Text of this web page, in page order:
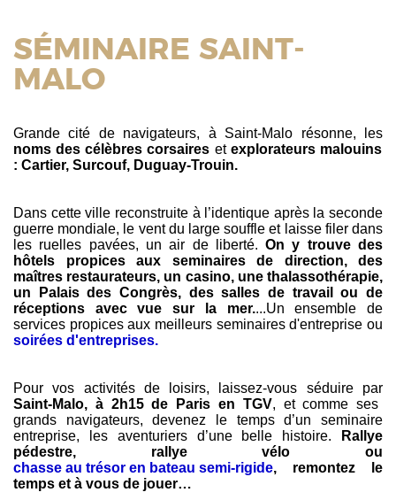
SÉMINAIRE SAINT-
MALO
Grande cité de navigateurs, à Saint-Malo résonne, les
noms des célèbres corsaires et explorateurs malouins
: Cartier, Surcouf, Duguay-Trouin.
Dans cette ville reconstruite à l’identique après la seconde
guerre mondiale, le vent du large souffle et laisse filer dans
les ruelles pavées, un air de liberté. On y trouve des
hôtels propices aux seminaires de direction, des
maîtres restaurateurs, un casino, une thalassothérapie,
un Palais des Congrès, des salles de travail ou de
réceptions avec vue sur la mer....Un ensemble de
services propices aux meilleurs seminaires d'entreprise ou
soirées d'entreprises.
Pour vos activités de loisirs, laissez-vous séduire par
Saint-Malo, à 2h15 de Paris en TGV, et comme ses
grands navigateurs, devenez le temps d’un seminaire
entreprise, les aventuriers d’une belle histoire.
Rallye
pédestre, rallye vélo ou
chasse au trésor en bateau semi-rigide, remontez le
temps et à vous de jouer…